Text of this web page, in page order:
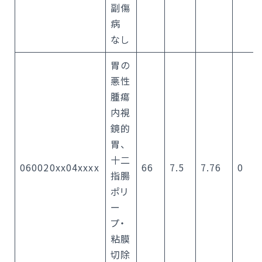
副傷
病
なし
060020xx04xxxx
胃の
悪性
腫瘍
内視
鏡的
胃、
十二
指腸
ポリ
ー
プ・
粘膜
切除
66 7.5 7.76 0